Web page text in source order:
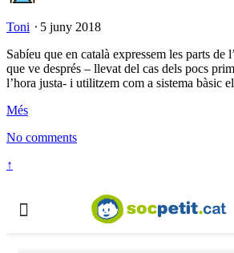
Toni ⋅ 5 juny 2018
Sabíeu que en català expressem les parts de
que ve després – llevat del cas dels pocs
l’hora justa- i utilitzem com a sistema bàsic
Més
No comments
↑